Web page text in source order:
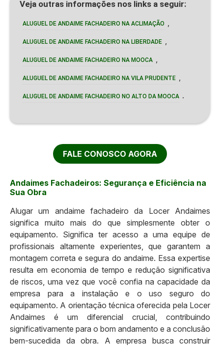
Veja outras informações nos links a seguir:
ALUGUEL DE ANDAIME FACHADEIRO NA ACLIMAÇÃO
ALUGUEL DE ANDAIME FACHADEIRO NA LIBERDADE
ALUGUEL DE ANDAIME FACHADEIRO NA MOOCA
ALUGUEL DE ANDAIME FACHADEIRO NA VILA PRUDENTE
ALUGUEL DE ANDAIME FACHADEIRO NO ALTO DA MOOCA .
FALE CONOSCO AGORA
Andaimes Fachadeiros: Segurança e Eficiência na
Sua Obra
Alugar um andaime fachadeiro da Locer Andaimes
significa muito mais do que simplesmente obter o
equipamento. Significa ter acesso a uma equipe de
profissionais altamente experientes, que garantem a
montagem correta e segura do andaime. Essa expertise
resulta em economia de tempo e redução significativa
de riscos, uma vez que você confia na capacidade da
empresa para a instalação e o uso seguro do
equipamento. A orientação técnica oferecida pela Locer
Andaimes é um diferencial crucial, contribuindo
significativamente para o bom andamento e a conclusão
bem-sucedida da obra. A empresa busca construir